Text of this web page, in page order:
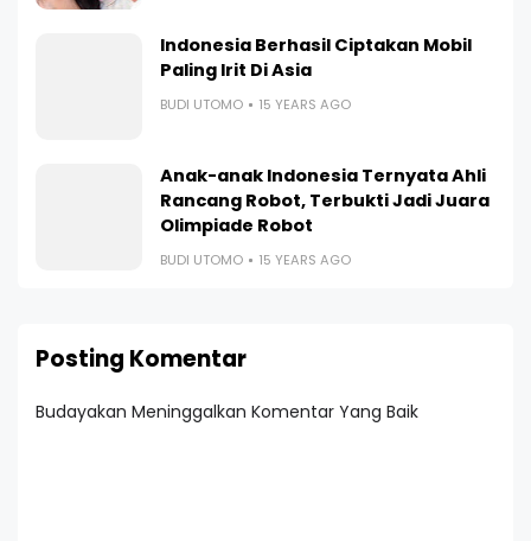
Indonesia Berhasil Ciptakan Mobil
Paling Irit Di Asia
BUDI UTOMO 15 YEARS AGO
Anak-anak Indonesia Ternyata Ahli
Rancang Robot, Terbukti Jadi Juara
Olimpiade Robot
BUDI UTOMO 15 YEARS AGO
Posting Komentar
Budayakan Meninggalkan Komentar Yang Baik